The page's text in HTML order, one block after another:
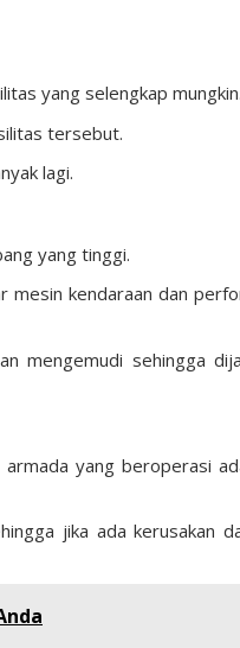
yang selengkap
tersebut.
lagi.
yang tinggi.
mesin kendaraan dan
mengemudi sehingga
armada yang beroperasi
jika ada kerusakan